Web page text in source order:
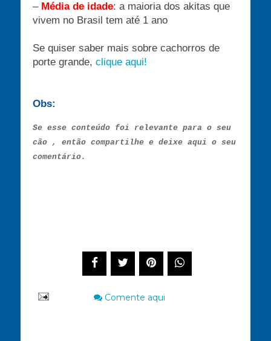
– Média de idade: a maioria dos akitas que
vivem no Brasil tem até 1 ano
Se quiser saber mais sobre cachorros de
porte grande, clique aqui!
Obs:
Se esse conteúdo foi relevante para o seu
cão , então compartilhe e deixe aqui o seu
comentário.
Comente aqui